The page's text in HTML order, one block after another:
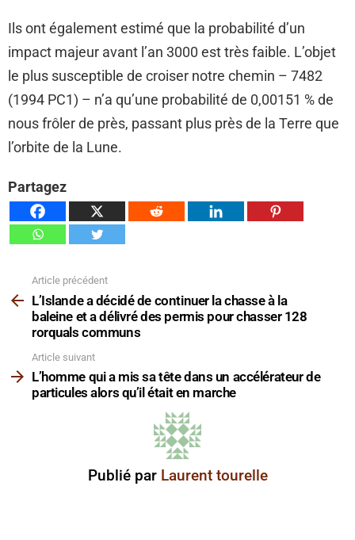
Ils ont également estimé que la probabilité d’un
impact majeur avant l’an 3000 est très faible. L’objet
le plus susceptible de croiser notre chemin – 7482
(1994 PC1) – n’a qu’une probabilité de 0,00151 % de
nous frôler de près, passant plus près de la Terre que
l’orbite de la Lune.
Partagez
plus
Article précédent
L’Islande a décidé de continuer la chasse à la
baleine et a délivré des permis pour chasser 128
rorquals communs
Article suivant
L’homme qui a mis sa tête dans un accélérateur de
particules alors qu’il était en marche
Publié par Laurent tourelle